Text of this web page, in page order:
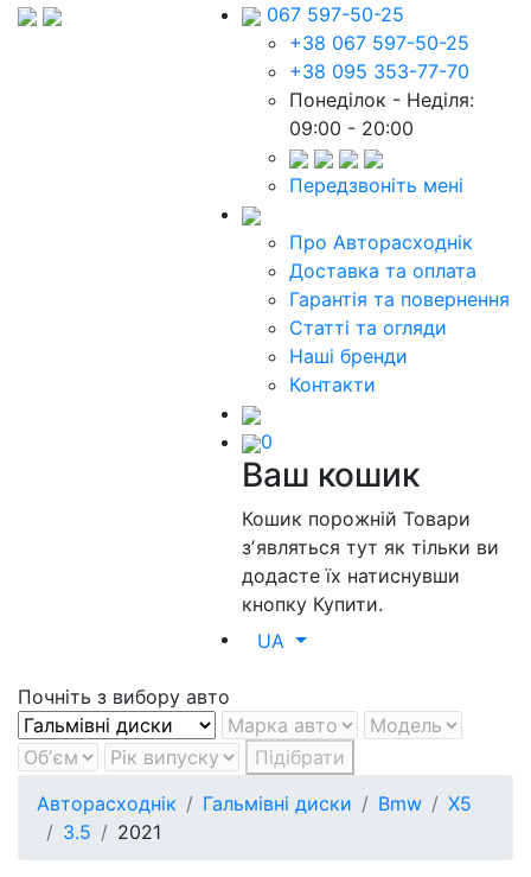
067 597-50-25
+38 067 597-50-25
+38 095 353-77-70
Понеділок - Неділя:
09:00 - 20:00
Передзвоніть мені
Про Авторасходнік
Доставка та оплата
Гарантія та повернення
Статті та огляди
Наші бренди
Контакти
0
Ваш кошик
Кошик порожнійТовари
зʼявляться тут як тільки ви
додасте їх натиснувши
кнопку Купити.
UA
Почніть з вибору авто
Підібрати
Авторасходнік
Гальмівні диски Bmw
X5
3.5
2021